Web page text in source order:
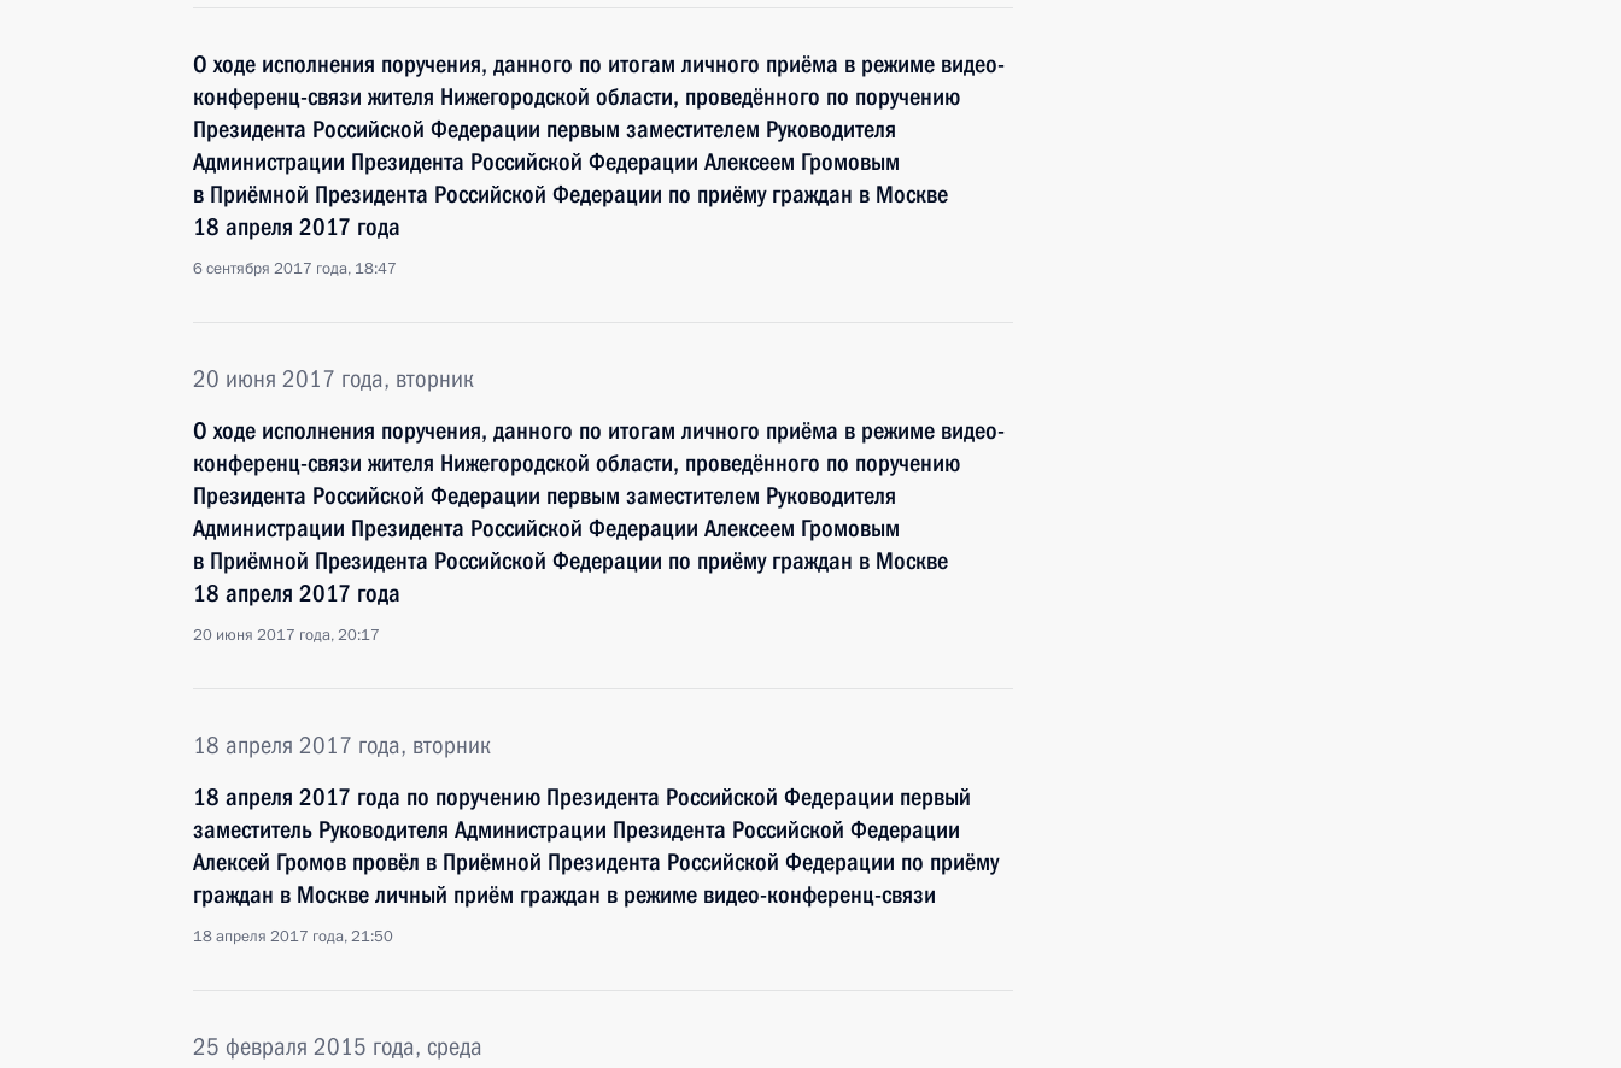
О ходе исполнения поручения, данного по итогам личного приёма в режиме видео-
конференц-связи жителя Нижегородской области, проведённого по поручению
Президента Российской Федерации первым заместителем Руководителя
Администрации Президента Российской Федерации Алексеем Громовым
в Приёмной Президента Российской Федерации по приёму граждан в Москве
18 апреля 2017 года
6 сентября 2017 года, 18:47
20 июня 2017 года, вторник
О ходе исполнения поручения, данного по итогам личного приёма в режиме видео-
конференц-связи жителя Нижегородской области, проведённого по поручению
Президента Российской Федерации первым заместителем Руководителя
Администрации Президента Российской Федерации Алексеем Громовым
в Приёмной Президента Российской Федерации по приёму граждан в Москве
18 апреля 2017 года
20 июня 2017 года, 20:17
18 апреля 2017 года, вторник
18 апреля 2017 года по поручению Президента Российской Федерации первый
заместитель Руководителя Администрации Президента Российской Федерации
Алексей Громов провёл в Приёмной Президента Российской Федерации по приёму
граждан в Москве личный приём граждан в режиме видео-конференц-связи
18 апреля 2017 года, 21:50
25 февраля 2015 года, среда